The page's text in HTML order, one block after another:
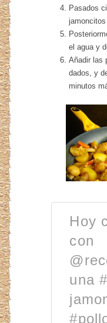
Pasados
jamoncitos
el agua y
Añadir las
dados, y
minutos
Hoy
con
una